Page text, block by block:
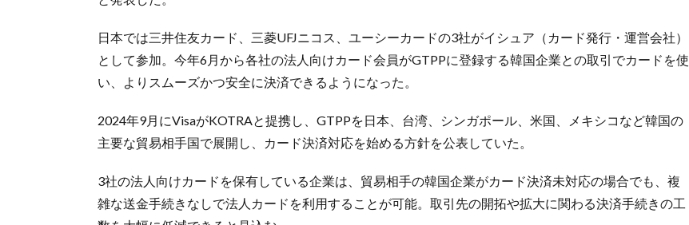
日本では三井住友カード、三菱UFJニコス、ユーシーカードの3社がイシュア（カード発行・運営会社）
として参加。今年6月から各社の法人向けカード会員がGTPPに登録する韓国企業との取引でカードを使
い、よりスムーズかつ安全に決済できるようになった。
2024年9月にVisaがKOTRAと提携し、GTPPを日本、台湾、シンガポール、米国、メキシコなど韓国の
主要な貿易相手国で展開し、カード決済対応を始める方針を公表していた。
3社の法人向けカードを保有している企業は、貿易相手の韓国企業がカード決済未対応の場合でも、複
雑な送金手続き​なしで法人カードを利用することが可能。取引先の開拓や拡大に関わる決済手続きの工